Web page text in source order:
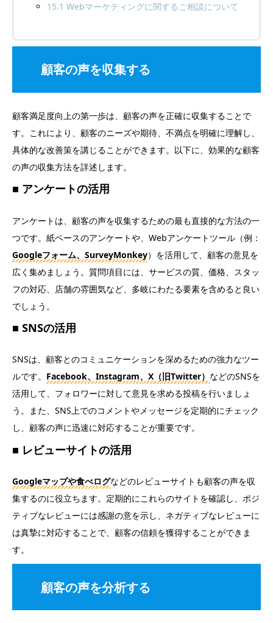
15.1 Webマーケティングに関するご相談について
顧客の声を収集する
顧客満足度向上の第一歩は、顧客の声を正確に収集することで
す。これにより、顧客のニーズや期待、不満点を明確に理解し、
具体的な改善策を講じることができます。以下に、効果的な顧客
の声の収集方法を詳述します。
アンケートの活用
アンケートは、顧客の声を収集するための最も直接的な方法の一
つです。紙ベースのアンケートや、Webアンケートツール（例：
Googleフォーム、SurveyMonkey）を活用して、顧客の意見を
広く集めましょう。質問項目には、サービスの質、価格、スタッ
フの対応、店舗の雰囲気など、多岐にわたる要素を含めると良い
でしょう。
SNSの活用
SNSは、顧客とのコミュニケーションを深めるための強力なツー
ルです。 Facebook、Instagram、X（旧Twitter） などのSNSを
活用して、フォロワーに対して意見を求める投稿を行いましょ
う。また、SNS上でのコメントやメッセージを定期的にチェック
し、顧客の声に迅速に対応することが重要です。
レビューサイトの活用
Googleマップや食べログなどのレビューサイトも顧客の声を収
集するのに役立ちます。定期的にこれらのサイトを確認し、ポジ
ティブなレビューには感謝の意を示し、ネガティブなレビューに
は真摯に対応することで、顧客の信頼を獲得することができま
す。
顧客の声を分析する